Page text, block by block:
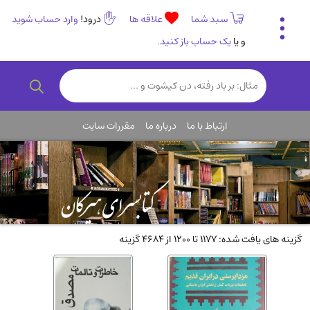
سبد شما علاقه ها درود! وارد حساب شوید
و یایک حساب باز کنید.
تاریخی و فرهنگی
(838)
رمان و داستان ایرانی(307)
روانشناسی(357)
انگلیسی و زبان خارجی(14)
کودکان و نوجوانان(76)
کتب نادر و کمیاب(19)
روانشناسی(112)
طب گیاهی و سنتی(45)
فلسفه و جامعه شناسی(151)
ادبیات و شعر(511)
ارتباط با ما درباره ما مقررات سایت
گزینه های یافت شده: 1177 تا 1200 از 4684 گزینه